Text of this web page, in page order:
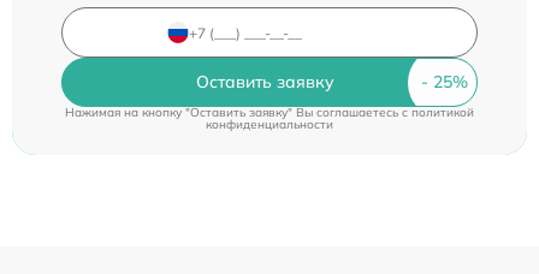
Оставить заявку
Нажимая на кнопку "Оставить заявку" Вы соглашаетесь c политикой
конфиденциальности